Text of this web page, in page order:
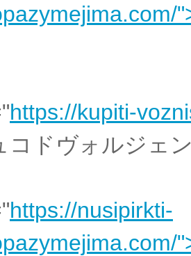
https://kupiti-
コドヴォルジェ
https://nusipirkti-